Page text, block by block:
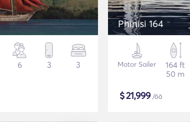
6 3 3
Phinisi 164
Motor Sailer
164 ft
50 m
$21,999/öö